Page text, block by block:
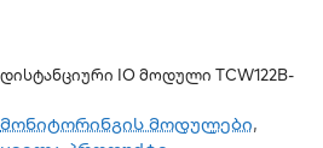
Დისტანციური IO Მოდული TCW122B-
მონიტორინგის მოდულები,